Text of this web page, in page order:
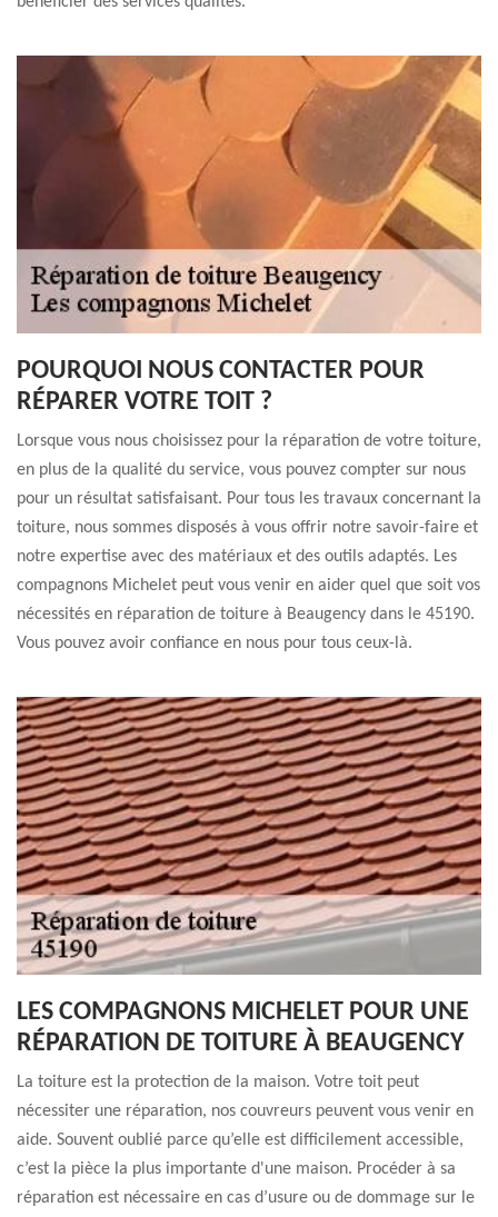
POURQUOI NOUS CONTACTER POUR
RÉPARER VOTRE TOIT ?
Lorsque vous nous choisissez pour la réparation de votre toiture,
en plus de la qualité du service, vous pouvez compter sur nous
pour un résultat satisfaisant. Pour tous les travaux concernant la
toiture, nous sommes disposés à vous offrir notre savoir-faire et
notre expertise avec des matériaux et des outils adaptés. Les
compagnons Michelet peut vous venir en aider quel que soit vos
nécessités en réparation de toiture à Beaugency dans le 45190.
Vous pouvez avoir confiance en nous pour tous ceux-là.
LES COMPAGNONS MICHELET POUR UNE
RÉPARATION DE TOITURE À BEAUGENCY
La toiture est la protection de la maison. Votre toit peut
nécessiter une réparation, nos couvreurs peuvent vous venir en
aide. Souvent oublié parce qu’elle est difficilement accessible,
c’est la pièce la plus importante d'une maison. Procéder à sa
réparation est nécessaire en cas d’usure ou de dommage sur le